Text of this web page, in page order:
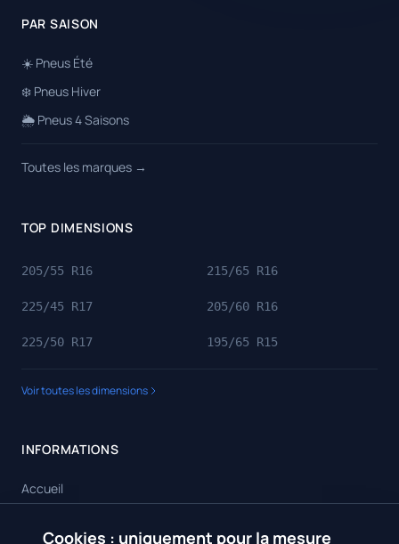
PAR SAISON
☀️ Pneus Été
❄️ Pneus Hiver
🌦️ Pneus 4 Saisons
Toutes les marques →
TOP DIMENSIONS
205/55 R16 215/65 R16
225/45 R17 205/60 R16
225/50 R17 195/65 R15
Voir toutes les dimensions
INFORMATIONS
Accueil
Cookies : uniquement pour la mesure